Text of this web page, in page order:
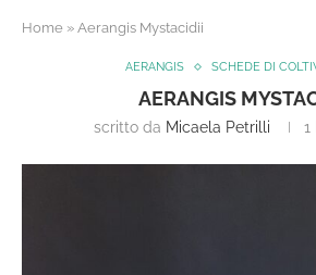
Home » Aerangis Mystacidii
AERANGIS SCHEDE DI
AERANGIS
scritto da Micaela Petrilli 1